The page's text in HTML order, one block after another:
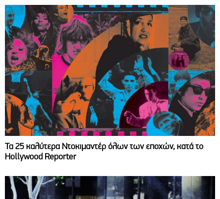
Τα 25 καλύτερα Ντοκιμαντέρ όλων των εποχών, κατά το
Hollywood Reporter